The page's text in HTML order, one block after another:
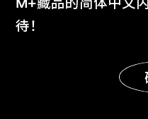
了解更多
待！
显